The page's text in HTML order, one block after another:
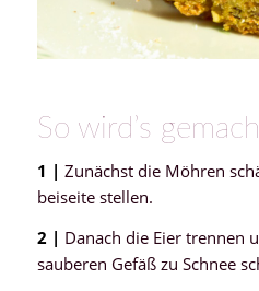
So wird’s
1 | Zunächst die Möhren
beiseite stellen.
2 | Danach die Eier trennen
sauberen Gefäß zu Schnee